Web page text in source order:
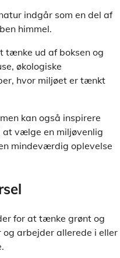
indgår som en del af
himmel.
tænke ud af boksen og
økologiske
hvor miljøet er tænkt
kan også inspirere
vælge en miljøvenlig
mindeværdig oplevelse
for at tænke grønt og
arbejder allerede i eller